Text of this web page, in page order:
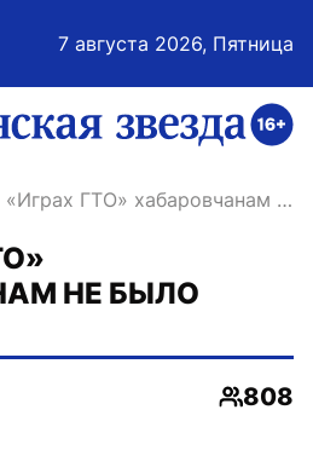
7 августа 2026, Пятница
ссылка на главную
«Играх ГТО» хабаровчанам не было равных
НЕ БЫЛО
808